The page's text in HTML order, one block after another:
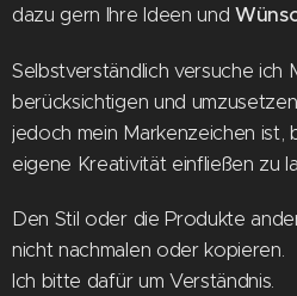
dazu gern Ihre Ideen und
Selbstverständlich versuche ich
berücksichtigen und
jedoch mein Markenzeichen ist,
eigene Kreativität einfließen zu
Den Stil oder die Produkte
nicht nachmalen oder kopieren.
Ich bitte dafür um Verständnis.